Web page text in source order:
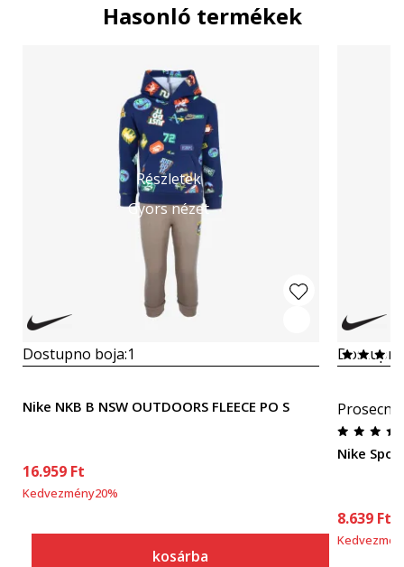
Hasonló termékek
Részletek
Gyors nézet
Dostupno boja:1
Nike NKB B NSW OUTDOORS FLEECE PO S
16.959 Ft
Kedvezmény20%
kosárba
Nike
8.639 Ft